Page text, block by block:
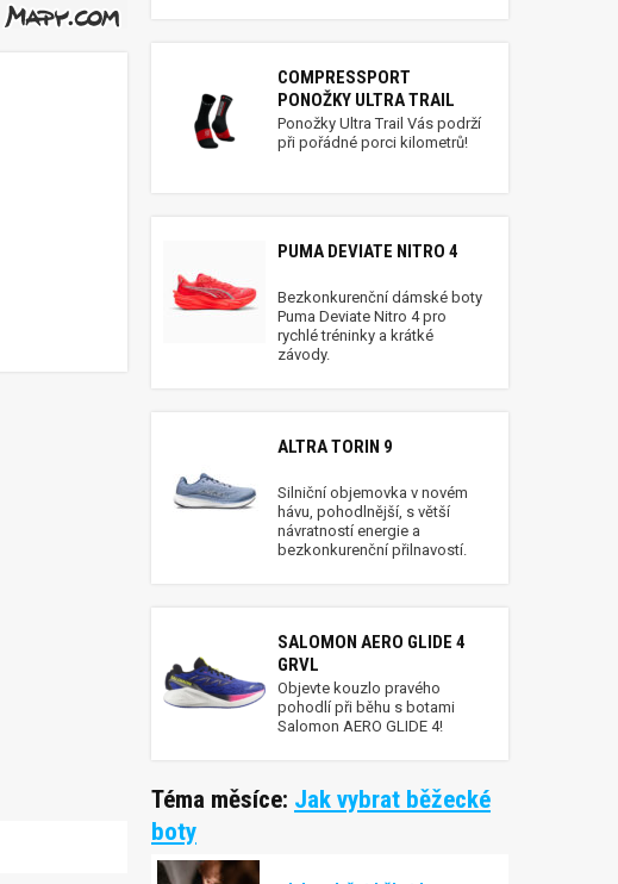
COMPRESSPORT
PONOŽKY ULTRA TRAIL
Ponožky Ultra Trail Vás podrží
při pořádné porci kilometrů!
PUMA DEVIATE NITRO 4
Bezkonkurenční dámské boty
Puma Deviate Nitro 4 pro
rychlé tréninky a krátké
závody.
ALTRA TORIN 9
Silniční objemovka v novém
hávu, pohodlnější, s větší
návratností energie a
bezkonkurenční přilnavostí.
SALOMON AERO GLIDE 4
GRVL
Objevte kouzlo pravého
pohodlí při běhu s botami
Salomon AERO GLIDE 4!
Téma měsíce: Jak vybrat běžecké
boty